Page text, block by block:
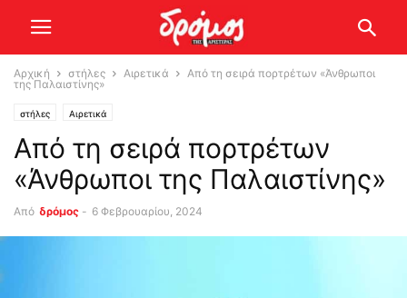
Αρχική στήλες Αιρετικά
Από τη σειρά πορτρέτων «Άνθρωποι
της Παλαιστίνης»
στήλες Αιρετικά
Από τη σειρά πορτρέτων
«Άνθρωποι της Παλαιστίνης»
Από δρόμος - 6 Φεβρουαρίου, 2024